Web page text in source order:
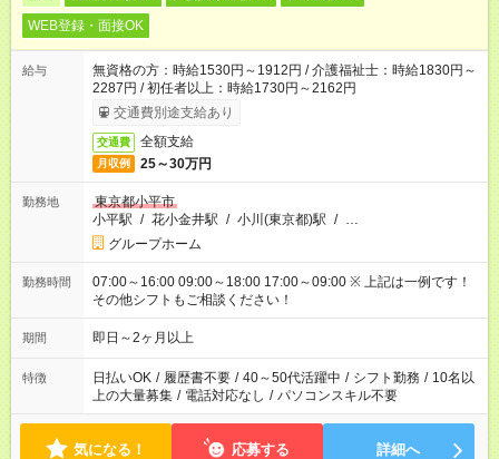
WEB登録・面接OK
給与
無資格の方：時給1530円～1912円 / 介護福祉士：時給1830円～
2287円 / 初任者以上：時給1730円～2162円
交通費別途支給あり
交通費 全額支給
月収例 25～30万円
勤務地
東京都小平市
小平駅 / 花小金井駅 / 小川(東京都)駅 / …
グループホーム
勤務時間
07:00～16:00 09:00～18:00 17:00～09:00 ※ 上記は一例です！
その他シフトもご相談ください！
期間 即日～2ヶ月以上
特徴 日払いOK / 履歴書不要 / 40～50代活躍中 / シフト勤務 / 10名以
上の大量募集 / 電話対応なし / パソコンスキル不要
気になる！ 応募する 詳細へ